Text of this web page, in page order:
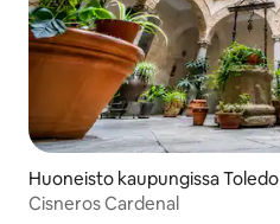
Huoneisto kaupungissa Toledo
Cisneros Cardenal